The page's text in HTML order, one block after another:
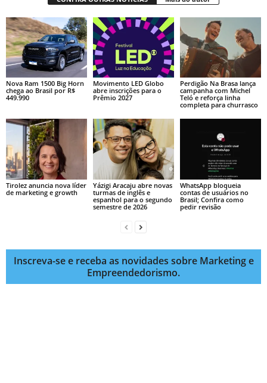
Nova Ram 1500 Big Horn
chega ao Brasil por R$
449.990
Movimento LED Globo
abre inscrições para o
Prêmio 2027
Perdigão Na Brasa lança
campanha com Michel
Teló e reforça linha
completa para churrasco
Tirolez anuncia nova líder
de marketing e growth
Yázigi Aracaju abre novas
turmas de inglês e
espanhol para o segundo
semestre de 2026
WhatsApp bloqueia
contas de usuários no
Brasil; Confira como
pedir revisão
Inscreva-se e receba as novidades sobre Marketing e
Empreendedorismo.